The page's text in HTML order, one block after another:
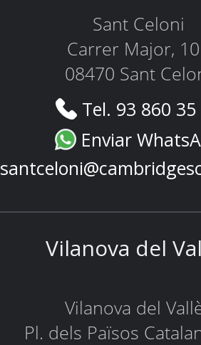
Sant Celoni
Carrer Major,
08470 Sant
Tel. 93 860
Enviar
Vilanova del
Vilanova del
Pl. dels Països